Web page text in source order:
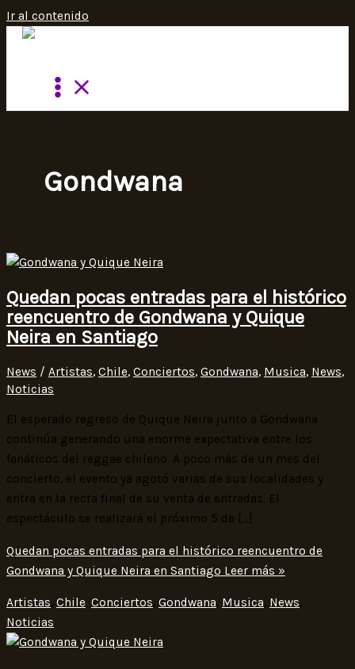
Ir al contenido
Gondwana
Quedan pocas entradas para el histórico
reencuentro de Gondwana y Quique
Neira en Santiago
News / Artistas, Chile, Conciertos, Gondwana, Musica, News,
Noticias
El esperado regreso de Quique Neira junto a Gondwana
continúa generando una enorme expectativa entre los
fanáticos del reggae chileno. A poco más de un mes del
concierto, el evento ya agotó varias de sus localidades y
entra en la recta final de su venta de entradas. El
espectáculo se realizará el próximo 5 de […]
Quedan pocas entradas para el histórico reencuentro de
Gondwana y Quique Neira en Santiago Leer más »
Artistas, Chile, Conciertos, Gondwana, Musica, News,
Noticias